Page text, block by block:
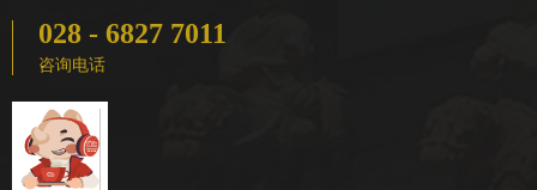
028 - 6827 7011
咨询电话